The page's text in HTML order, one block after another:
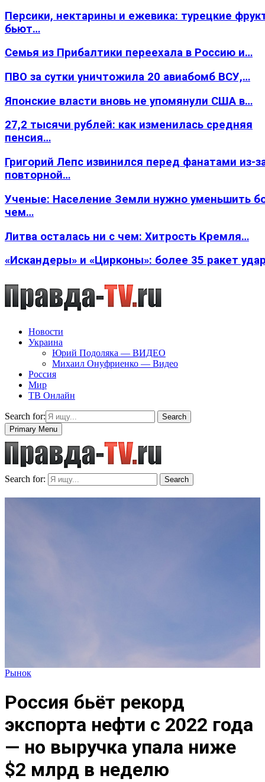
Персики, нектарины и ежевика: турецкие
бьют…
Семья из Прибалтики переехала в Россию и…
ПВО за сутки уничтожила 20 авиабомб ВСУ,…
Японские власти вновь не упомянули США в…
27,2 тысячи рублей: как изменилась средняя
пенсия…
Григорий Лепс извинился перед фанатами из-
повторной…
Ученые: Население Земли нужно уменьшить
чем…
Литва осталась ни с чем: Хитрость Кремля…
«Искандеры» и «Цирконы»: более 35 ракет
Новости
Украина
Юрий Подоляка — ВИДЕО
Михаил Онуфриенко — Видео
Россия
Мир
ТВ Онлайн
Search for:
Search
Primary Menu
Search for: Search
Рынок
Россия бьёт рекорд
экспорта нефти с 2022 года
— но выручка упала ниже
$2 млрд в неделю